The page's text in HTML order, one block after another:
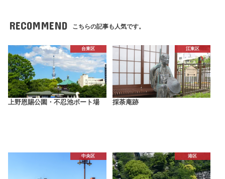
RECOMMEND こちらの記事も人気です。
台東区
上野恩賜公園・不忍池ボート場
江東区
採荼庵跡
中央区 港区